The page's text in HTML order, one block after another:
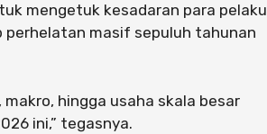
mengetuk kesadaran para pelaku
perhelatan masif sepuluh tahunan
hingga usaha skala besar
ini,” tegasnya.